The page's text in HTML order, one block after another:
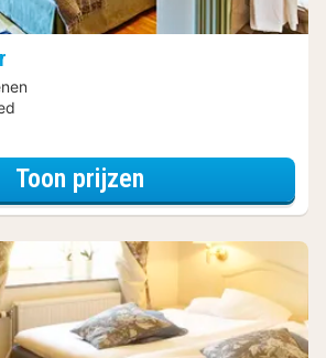
Toon prijzenvoor Wellness